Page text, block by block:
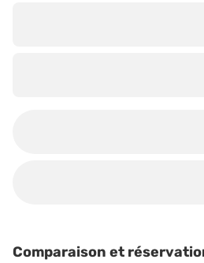
Comparaison et